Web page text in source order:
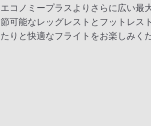
エコノミープラスよりさらに広い最
節可能なレッグレストとフットレス
たりと快適なフライトをお楽しみく